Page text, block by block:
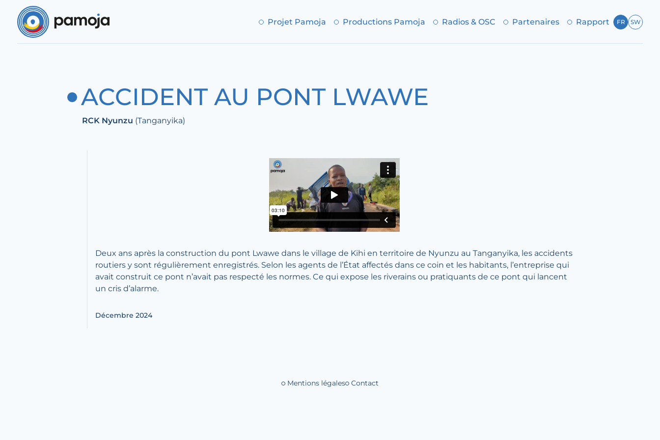
Projet Pamoja Productions Pamoja Radios & OSC Partenaires Rapport FR SW
ACCIDENT AU PONT LWAWE
RCK Nyunzu (Tanganyika)
Deux ans après la construction du pont Lwawe dans le village de Kihi en territoire de Nyunzu au Tanganyika, les accidents
routiers y sont régulièrement enregistrés. Selon les agents de l’État affectés dans ce coin et les habitants, l’entreprise qui
avait construit ce pont n’avait pas respecté les normes. Ce qui expose les riverains ou pratiquants de ce pont qui lancent
un cris d’alarme.
Décembre 2024
Liens de bas de page
Mentions légales Contact